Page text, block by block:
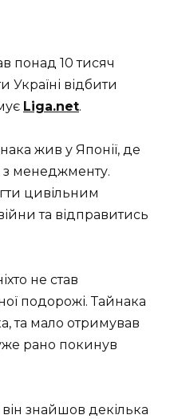
понад 10 тисяч
Україні відбити
Liga.net.
жив у Японії, де
з менеджменту.
цивільним
та відправитись
не став
подорожі. Тайнака
та мало отримував
рано покинув
знайшов декілька